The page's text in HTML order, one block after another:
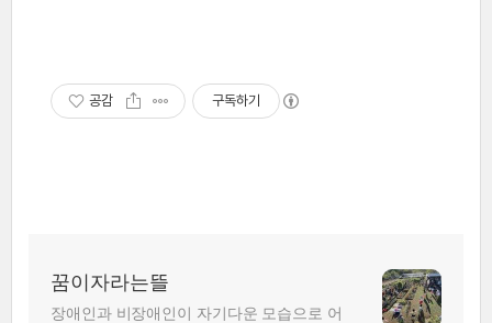
공감 구독하기
꿈이자라는뜰
장애인과 비장애인이 자기다운 모습으로 어